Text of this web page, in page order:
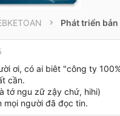
Phát triển bản
ơi, có ai biêt "công ty
cần.
tớ ngu zữ zậy chứ, hihi)
mọi người đã đọc tin.